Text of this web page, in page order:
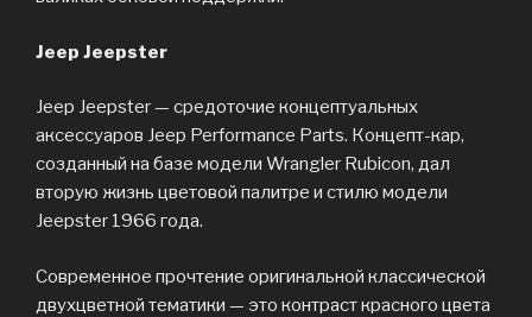
Jeep Jeepster
Jeep Jeepster — средоточие концептуальных
аксессуаров Jeep Performance Parts. Концепт-кар,
созданный на базе модели Wrangler Rubicon, дал
вторую жизнь цветовой палитре и стилю модели
Jeepster 1966 года.
Современное прочтение оригинальной классической
двухцветной тематики — это контраст красного цвета